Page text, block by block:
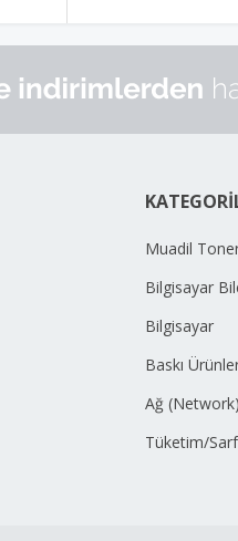
Muadil
Bilgisayar
Bilgisayar
Baskı
Ağ
Tüketim/